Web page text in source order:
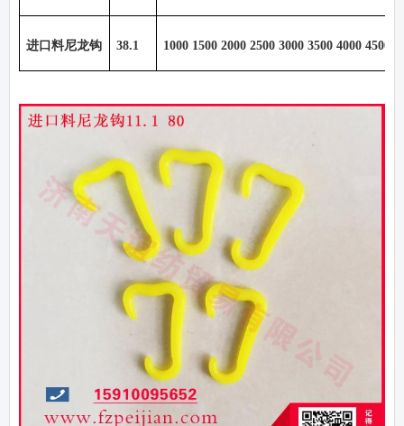
进口料尼龙钩 38.1 1000 1500 2000 2500 3000 3500 4000 4500